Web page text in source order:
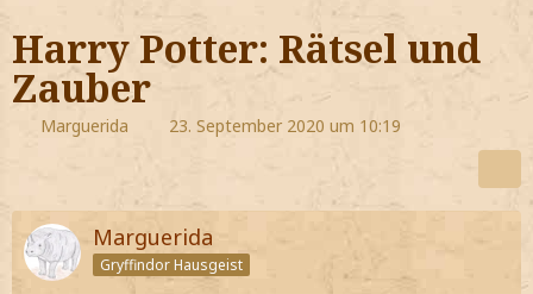
Hogwarts
Zauberwelt
Willkommen
Jetzt Fanclub-Mitglied werden!
Harry Potter: Rätsel und
Zauber
Marguerida 23. September 2020 um 10:19
Marguerida
Gryffindor Hausgeist